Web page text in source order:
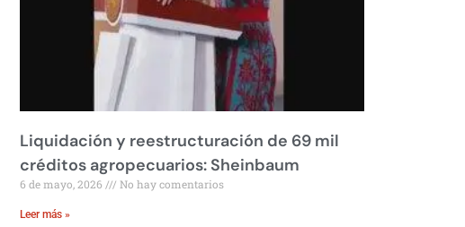
Liquidación y reestructuración de 69 mil
créditos agropecuarios: Sheinbaum
6 de mayo, 2026 No hay comentarios
Leer más »